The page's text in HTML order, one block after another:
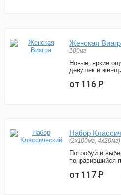
Женская
100мг
Новые, яркие
девушек и
от 116Р
Набор
(2x100мг, 4x20мг)
Попробуй и
понравившийся
от 117Р